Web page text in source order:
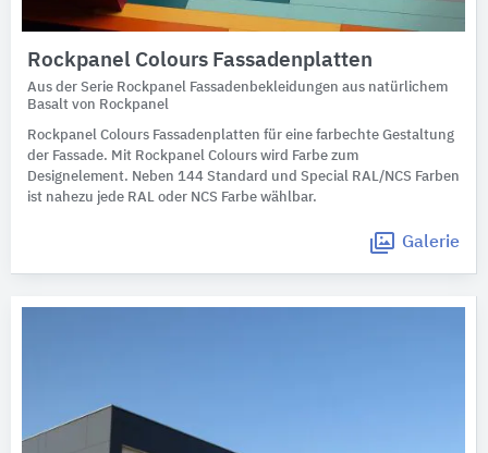
Rockpanel Colours Fassadenplatten
Aus der Serie Rockpanel Fassadenbekleidungen aus natürlichem
Basalt von Rockpanel
Rockpanel Colours Fassadenplatten für eine farbechte Gestaltung
der Fassade. Mit Rockpanel Colours wird Farbe zum
Designelement. Neben 144 Standard und Special RAL/NCS Farben
ist nahezu jede RAL oder NCS Farbe wählbar.
Galerie